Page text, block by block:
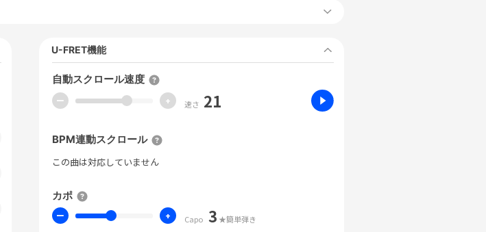
U-FRET機能
自動スクロール速度
ー + 速さ 21
BPM連動スクロール
この曲は対応していません
カポ
ー + Capo 3 ★簡単弾き